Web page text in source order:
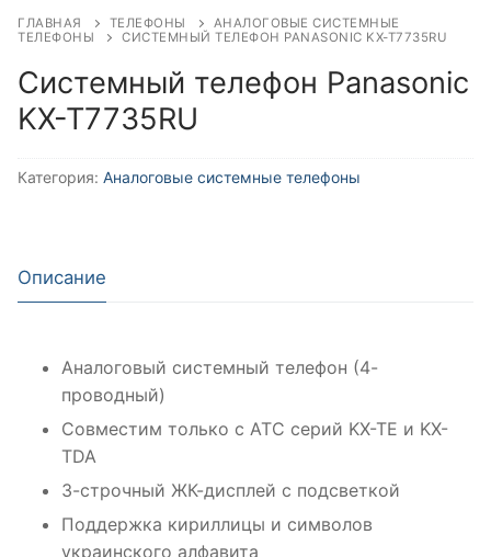
ГЛАВНАЯ ТЕЛЕФОНЫ
АНАЛОГОВЫЕ СИСТЕМНЫЕ
ТЕЛЕФОНЫ
СИСТЕМНЫЙ ТЕЛЕФОН PANASONIC KX-T7735RU
Системный телефон Panasonic
KX-T7735RU
Категория: Аналоговые системные телефоны
Описание
Аналоговый системный телефон (4-
проводный)
Совместим только с АТС серий KX-TE и KX-
TDA
3-строчный ЖК-дисплей с подсветкой
Поддержка кириллицы и символов
украинского алфавита